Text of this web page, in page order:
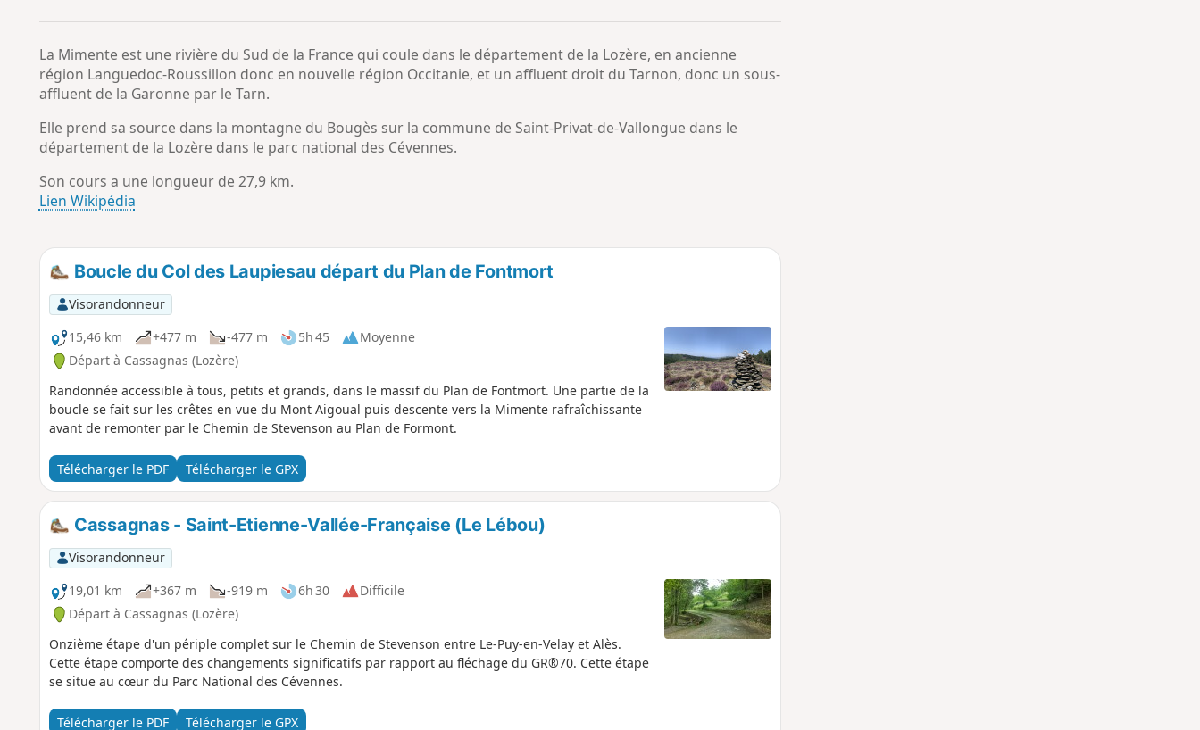
a
p
o
La Mimente est une rivière du Sud de la France qui coule dans le département de la Lozère, en ancienne
région Languedoc-Roussillon donc en nouvelle région Occitanie, et un affluent droit du Tarnon, donc un sous-
affluent de la Garonne par le Tarn.
Elle prend sa source dans la montagne du Bougès sur la commune de Saint-Privat-de-Vallongue dans le
département de la Lozère dans le parc national des Cévennes.
Son cours a une longueur de 27,9 km.
Lien Wikipédia
Boucle du Col des Laupiesau départ du Plan de Fontmort
Visorandonneur
15,46 km
+477 m -477 m 5h 45
Moyenne
Départ à Cassagnas (Lozère)
Randonnée accessible à tous, petits et grands, dans le massif du Plan de Fontmort. Une partie de la
boucle se fait sur les crêtes en vue du Mont Aigoual puis descente vers la Mimente rafraîchissante
avant de remonter par le Chemin de Stevenson au Plan de Formont.
Télécharger le PDF Télécharger le GPX
Cassagnas - Saint-Etienne-Vallée-Française (Le Lébou)
Visorandonneur
19,01 km
+367 m -919 m 6h 30
Difficile
Départ à Cassagnas (Lozère)
Onzième étape d'un périple complet sur le Chemin de Stevenson entre Le-Puy-en-Velay et Alès.
Cette étape comporte des changements significatifs par rapport au fléchage du GR®70. Cette étape
se situe au cœur du Parc National des Cévennes.
Télécharger le PDF Télécharger le GPX